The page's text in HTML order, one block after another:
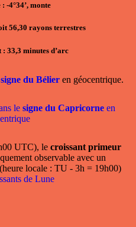
-4°34’, monte
56,30 rayons terrestres
33,3 minutes d’arc
signe du Bélieren géocentrique.
le signe du Capricorneen
UTC), le croissant primeur
observable avec un
locale : TU - 3h = 19h00)
de Lune